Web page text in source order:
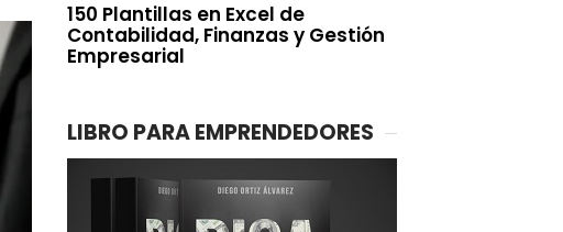
150 Plantillas en Excel de
Contabilidad, Finanzas y Gestión
Empresarial
LIBRO PARA EMPRENDEDORES